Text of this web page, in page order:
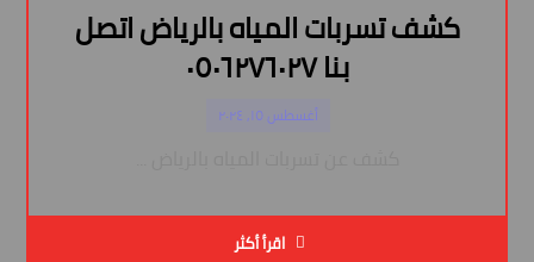
كشف تسربات المياه بالرياض اتصل
بنا ٠٥٠٦٢٧٦٠٢٧
أغسطس ١٥, ٢٠٢٤
اقرأ أكثر